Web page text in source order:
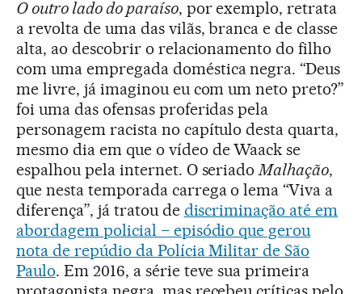
O outro lado do paraíso, por exemplo, retrata
a revolta de uma das vilãs, branca e de classe
alta, ao descobrir o relacionamento do filho
com uma empregada doméstica negra. “Deus
me livre, já imaginou eu com um neto preto?”
foi uma das ofensas proferidas pela
personagem racista no capítulo desta quarta,
mesmo dia em que o vídeo de Waack se
espalhou pela internet. O seriadoMalhação,
que nesta temporada carrega o lema “Viva a
diferença”, já tratou de discriminação até em
abordagem policial – episódio que gerou
nota de repúdio da Polícia Militar de São
Paulo. Em 2016, a série teve sua primeira